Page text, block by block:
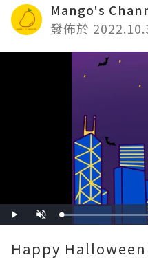
Mango's
發佈於
Play Unmute
Happy